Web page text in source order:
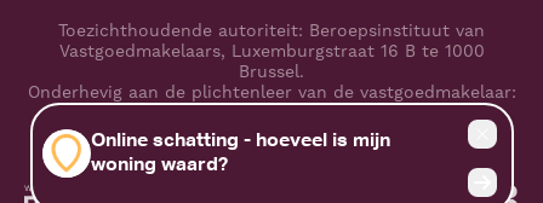
Toezichthoudende autoriteit: Beroepsinstituut van
Vastgoedmakelaars, Luxemburgstraat 16 B te 1000
Brussel.
Onderhevig aan de plichtenleer van de vastgoedmakelaar:
BA en borgstelling via NV AXA Belgium (polisnr.
730.390.160)